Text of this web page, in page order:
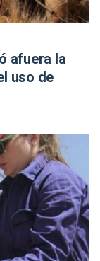
afuera la
uso de